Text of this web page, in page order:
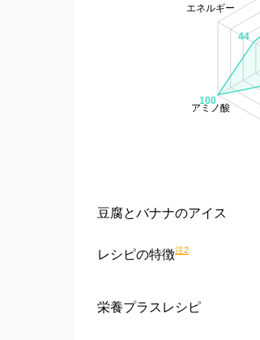
44
100
エネルギー
アミノ酸
豆腐とバナナのアイス
レシピの特徴注2
栄養プラスレシピ